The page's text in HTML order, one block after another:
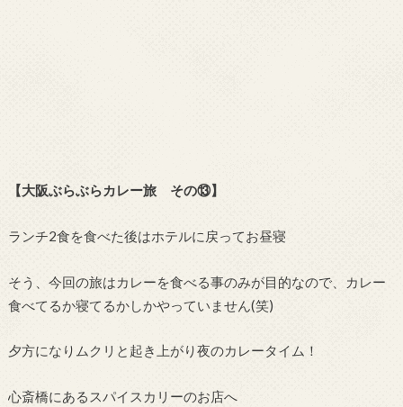
【大阪ぶらぶらカレー旅 その⑬】
ランチ2食を食べた後はホテルに戻ってお昼寝
そう、今回の旅はカレーを食べる事のみが目的なので、カレー
食べてるか寝てるかしかやっていません(笑)
夕方になりムクリと起き上がり夜のカレータイム！
心斎橋にあるスパイスカリーのお店へ